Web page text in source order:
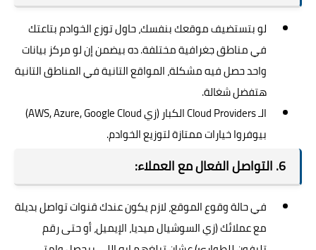
لو بتستضيف موقعك بنفسك، حاول توزع الخوادم بتاعتك
في مناطق جغرافية مختلفة. ده بيضمن إن لو مركز بيانات
واحد حصل فيه مشكلة، المواقع التانية في المناطق التانية
هتفضل شغالة.
الـ Cloud Providers الكبار (زي AWS, Azure, Google Cloud)
بيوفروا خيارات ممتازة لتوزيع الخوادم.
6. التواصل الفعال مع العملاء:
في حالة وقوع الموقع، لازم يكون عندك قنوات تواصل بديلة
مع عملائك (زي السوشيال ميديا، الإيميل، أو حتى رقم